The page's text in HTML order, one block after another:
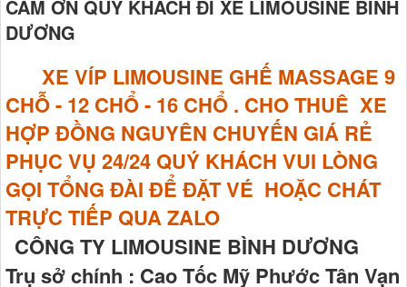
CẢM ƠN QUÝ KHÁCH ĐI XE LIMOUSINE BÌNH
DƯƠNG
XE VÍP LIMOUSINE GHẾ MASSAGE 9
CHỖ - 12 CHỔ - 16 CHỔ . CHO THUÊ XE
HỢP ĐỒNG NGUYÊN CHUYẾN GIÁ RẺ
PHỤC VỤ 24/24 QUÝ KHÁCH VUI LÒNG
GỌI TỔNG ĐÀI ĐỂ ĐẶT VÉ HOẶC CHÁT
TRỰC TIẾP QUA ZALO
CÔNG TY LIMOUSINE BÌNH DƯƠNG
Trụ sở chính : Cao Tốc Mỹ Phước Tân Vạn